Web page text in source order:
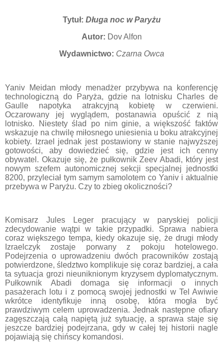
Tytuł: Długa noc w Paryżu
Autor: Dov Alfon
Wydawnictwo: Czarna Owca
Yaniv Meidan młody menadżer przybywa na konferencję
technologiczną do Paryża, gdzie na lotniskuCharles de
Gaulle napotyka atrakcyjną kobietę w czerwieni.
Oczarowany jej wyglądem, postanawia opuścić z nią
lotnisko. Niestety ślad po nim ginie, a większość faktów
wskazuje na chwilę miłosnego uniesienia u boku atrakcyjnej
kobiety. Izrael jednak jest postawiony w stanie najwyższej
gotowości, aby dowiedzieć się, gdzie jest ich cenny
obywatel. Okazuje się, że pułkownik Zeev Abadi, który jest
nowym szefem autonomicznej sekcji specjalnej jednostki
8200, przyleciał tym samym samolotem co Yaniv i aktualnie
przebywa w Paryżu. Czy to zbieg okoliczności?
Komisarz Jules Leger pracujący w paryskiej policji
zdecydowanie wątpi w takie przypadki. Sprawa nabiera
coraz większego tempa, kiedy okazuje się, że drugi młody
Izraelczyk zostaje porwany z pokoju hotelowego.
Podejrzenia o uprowadzeniu dwóch pracowników zostają
potwierdzone, śledztwo komplikuje się coraz bardziej, a cała
ta sytuacja grozi nieuniknionym kryzysem dyplomatycznym.
Pułkownik Abadi domaga się informacji o innych
pasażerach lotu i z pomocą swojej jednostki w Tel Awiwie
wkrótce identyfikuje inną osobę, która mogła być
prawdziwym celem uprowadzenia. Jednak następne ofiary
zagęszczają całą napiętą już sytuację, a sprawa staje się
jeszcze bardziej podejrzana, gdy w całej tej historii nagle
pojawiają się chińscy komandosi.